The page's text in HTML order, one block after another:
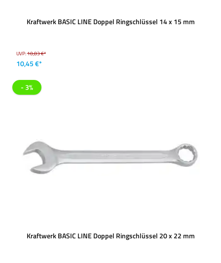
Kraftwerk BASIC LINE Doppel Ringschlüssel 14 x 15 mm
UVP:10,83 €*
10,45 €*
- 3%
Kraftwerk BASIC LINE Doppel Ringschlüssel 20 x 22 mm